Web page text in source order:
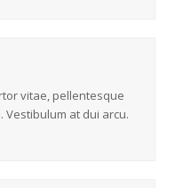
vitae, pellentesque
Vestibulum at dui arcu.